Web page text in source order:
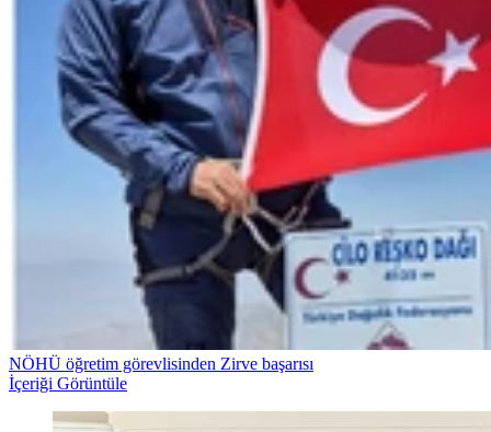
NÖHÜ öğretim görevlisinden Zirve başarısı
İçeriği Görüntüle